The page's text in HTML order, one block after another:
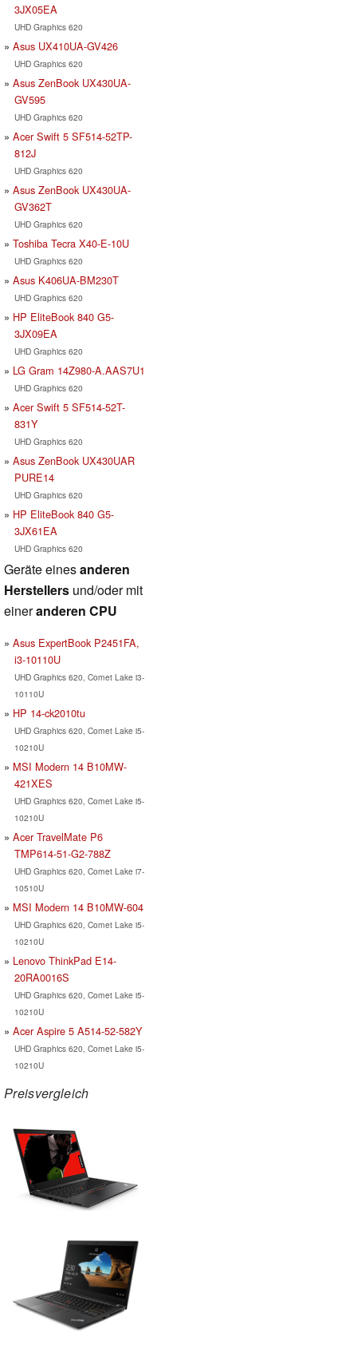
3JX05EA
UHD Graphics 620
Asus UX410UA-GV426
UHD Graphics 620
Asus ZenBook UX430UA-
GV595
UHD Graphics 620
Acer Swift 5 SF514-52TP-
812J
UHD Graphics 620
Asus ZenBook UX430UA-
GV362T
UHD Graphics 620
Toshiba Tecra X40-E-10U
UHD Graphics 620
Asus K406UA-BM230T
UHD Graphics 620
HP EliteBook 840 G5-
3JX09EA
UHD Graphics 620
LG Gram 14Z980-A.AAS7U1
UHD Graphics 620
Acer Swift 5 SF514-52T-
831Y
UHD Graphics 620
Asus ZenBook UX430UAR
PURE14
UHD Graphics 620
HP EliteBook 840 G5-
3JX61EA
UHD Graphics 620
Geräte einesanderen
Herstellers und/oder mit
eineranderen CPU
Asus ExpertBook P2451FA,
i3-10110U
UHD Graphics 620, Comet Lake i3-
10110U
HP 14-ck2010tu
UHD Graphics 620, Comet Lake i5-
10210U
MSI Modern 14 B10MW-
421XES
UHD Graphics 620, Comet Lake i5-
10210U
Acer TravelMate P6
TMP614-51-G2-788Z
UHD Graphics 620, Comet Lake i7-
10510U
MSI Modern 14 B10MW-604
UHD Graphics 620, Comet Lake i5-
10210U
Lenovo ThinkPad E14-
20RA0016S
UHD Graphics 620, Comet Lake i5-
10210U
Acer Aspire 5 A514-52-582Y
UHD Graphics 620, Comet Lake i5-
10210U
Preisvergleich